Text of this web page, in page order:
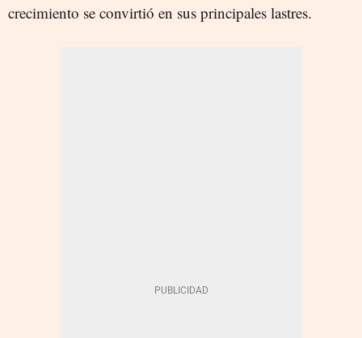
crecimiento se convirtió en sus principales lastres.